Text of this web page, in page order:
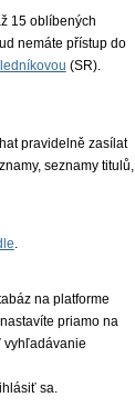
15 oblíbených
nemáte přístup do
(SR).
pravidelně zasílat
seznamy titulů,
.
na platforme
priamo na
vyhľadávanie
sa.